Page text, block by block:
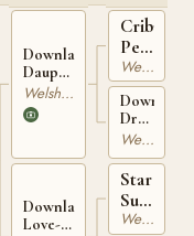
Downland
Dauphin
WSB
3188
Welshponny
Downland
Love-
Criban
Pebble
WSB
1700
Welsh Mountain
Downland
Dragonfly
WSB
2185-
FS.2
Welsh Mountain
Star
Supreme
WSB
Welshponny